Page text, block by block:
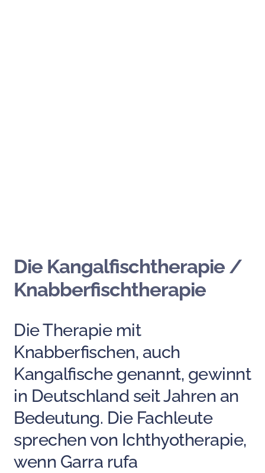
Die Kangalfischtherapie /
Knabberfischtherapie
Die Therapie mit
Knabberfischen, auch
Kangalfische genannt, gewinnt
in Deutschland seit Jahren an
Bedeutung. Die Fachleute
sprechen von Ichthyotherapie,
wenn Garra rufa